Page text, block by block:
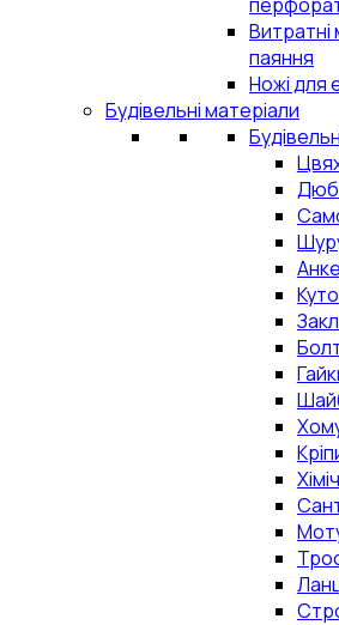
Витратні
паяння
Ножі для
Будівельні матеріали